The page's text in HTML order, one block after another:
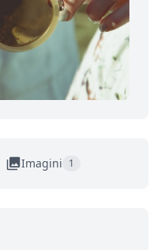
Imagini 1